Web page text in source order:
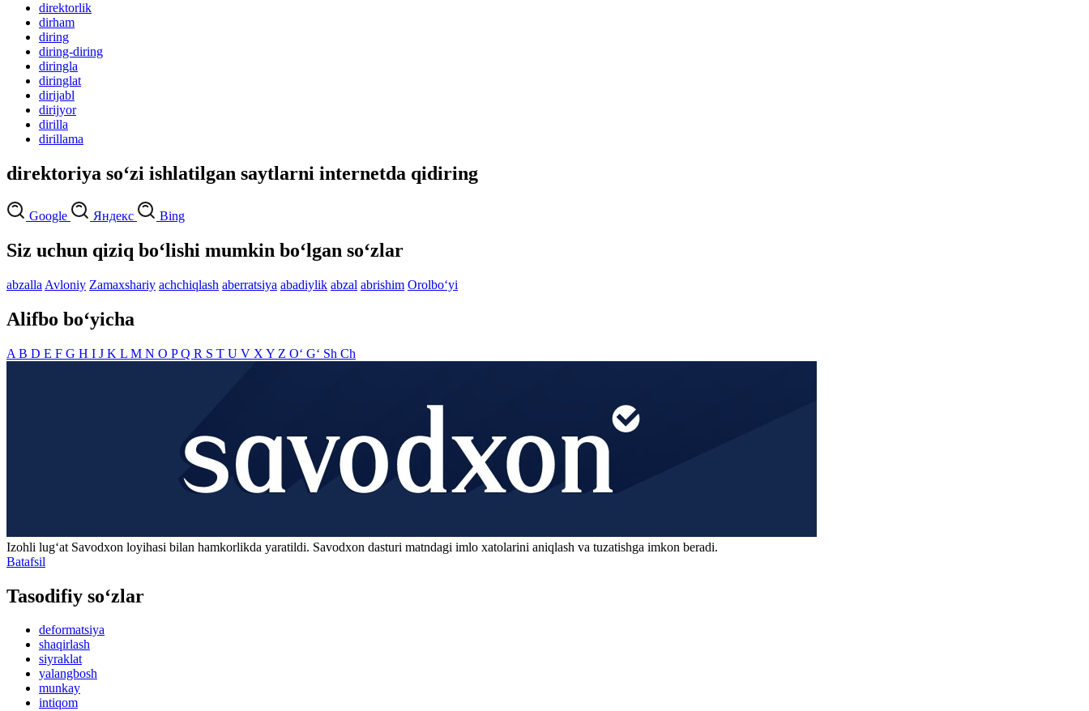
direktorlik
dirham
diring
diring-diring
diringla
diringlat
dirijabl
dirijyor
dirilla
dirillama
direktoriya so‘zi ishlatilgan saytlarni internetda qidiring
Google Яндекс Bing
Siz uchun qiziq bo‘lishi mumkin bo‘lgan so‘zlar
abzalla Avloniy Zamaxshariy achchiqlash aberratsiya abadiylik abzal abrishim Orolbo‘yi
Alifbo bo‘yicha
A B D E F G H I J K L M N O PQ R S T U V X Y Z O‘ G‘ Sh Ch
Izohli lugʻat Savodxon loyihasi bilan hamkorlikda yaratildi. Savodxon dasturi matndagi imlo xatolarini aniqlash va tuzatishga imkon beradi.
Batafsil
Tasodifiy so‘zlar
deformatsiya
shaqirlash
siyraklat
yalangbosh
munkay
intiqom